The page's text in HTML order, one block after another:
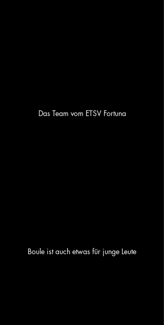
Das Team vom ETSV Fortuna
Boule ist auch etwas für junge Leute